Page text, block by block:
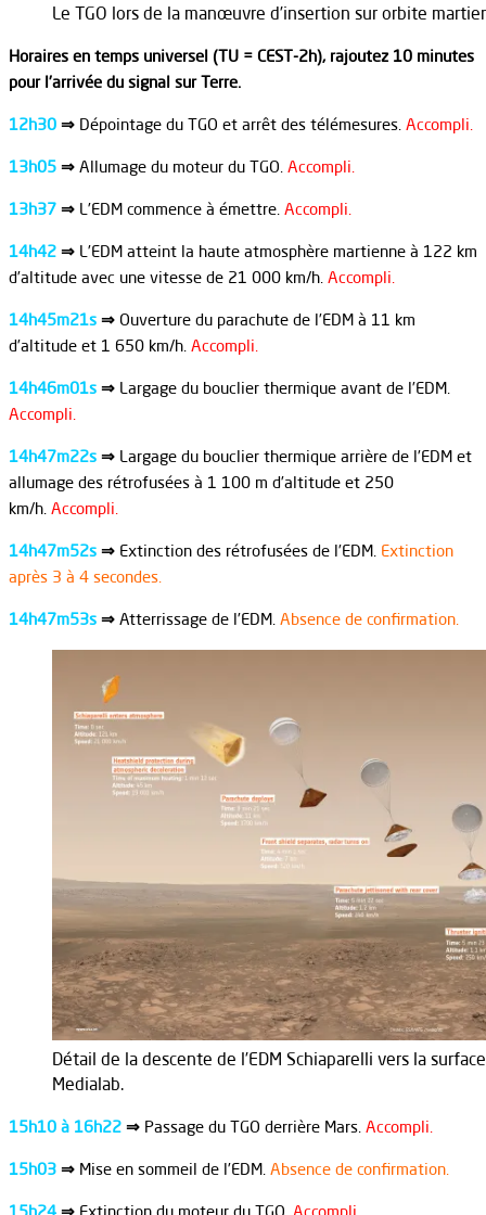
Le TGO lors de la manœuvre d’insertion sur orbite
Horaires en temps universel (TU = CEST-2h), rajoutez 10 minutes
pour l’arrivée du signal sur Terre.
12h30 ⇒ Dépointage du TGO et arrêt des télémesures. Accompli.
13h05 ⇒ Allumage du moteur du TGO. Accompli.
13h37 ⇒ L’EDM commence à émettre. Accompli.
14h42 ⇒ L’EDM atteint la haute atmosphère martienne à 122 km
d’altitude avec une vitesse de 21 000 km/h. Accompli.
14h45m21s ⇒ Ouverture du parachute de l’EDM à 11 km
d’altitude et 1 650 km/h. Accompli.
14h46m01s ⇒ Largage du bouclier thermique avant de l’EDM.
Accompli.
14h47m22s ⇒ Largage du bouclier thermique arrière de l’EDM et
allumage des rétrofusées à 1 100 m d’altitude et 250
km/h. Accompli.
14h47m52s ⇒ Extinction des rétrofusées de l’EDM. Extinction
après 3 à 4 secondes.
14h47m53s ⇒ Atterrissage de l’EDM. Absence de confirmation.
Détail de la descente de l’EDM Schiaparelli vers la
Medialab.
15h10 à 16h22 ⇒ Passage du TGO derrière Mars. Accompli.
15h03 ⇒ Mise en sommeil de l’EDM. Absence de confirmation.